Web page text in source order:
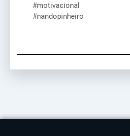
#motivacional
#nandopinheiro